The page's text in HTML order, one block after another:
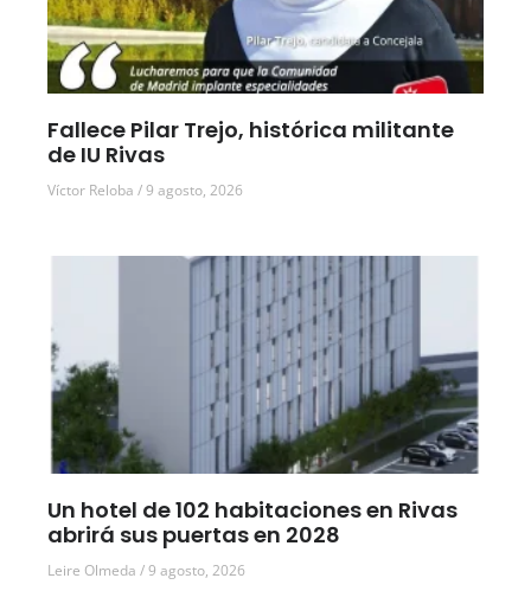
Fallece Pilar Trejo, histórica militante
de IU Rivas
Víctor Reloba 9 agosto, 2026
Un hotel de 102 habitaciones en Rivas
abrirá sus puertas en 2028
Leire Olmeda 9 agosto, 2026